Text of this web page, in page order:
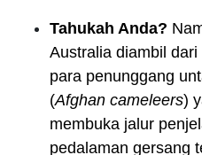
Tahukah Anda?
Australia diambil
para penunggang
(Afghan cameleers)
membuka jalur
pedalaman gersang